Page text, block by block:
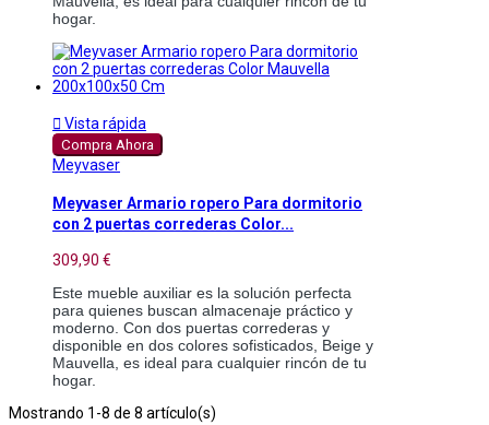
hogar.
 Vista rápida
Compra Ahora
Meyvaser
Meyvaser Armario ropero Para dormitorio
con 2 puertas correderas Color...
309,90 €
Este mueble auxiliar es la solución perfecta
para quienes buscan almacenaje práctico y
moderno. Con dos puertas correderas y
disponible en dos colores sofisticados, Beige y
Mauvella, es ideal para cualquier rincón de tu
hogar.
Mostrando 1-8 de 8 artículo(s)